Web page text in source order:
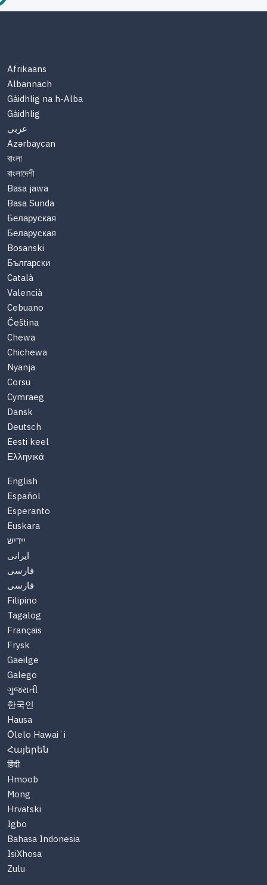
Afrikaans
Albannach
Gàidhlig na h-Alba
Gàidhlig
عربي
Azərbaycan
বাংলা
বাংলাদেশী
Basa jawa
Basa Sunda
Беларуская
Беларуская
Bosanski
Български
Català
Valencià
Cebuano
Čeština
Chewa
Chichewa
Nyanja
Corsu
Cymraeg
Dansk
Deutsch
Eesti keel
Ελληνικά
English
Español
Esperanto
Euskara
יידיש
ایرانی
فارسی
فارسی
Filipino
Tagalog
Français
Frysk
Gaeilge
Galego
ગુજરાતી
한국인
Hausa
Ōlelo Hawaiʻi
Հայերեն
हिंदी
Hmoob
Mong
Hrvatski
Igbo
Bahasa Indonesia
IsiXhosa
Zulu